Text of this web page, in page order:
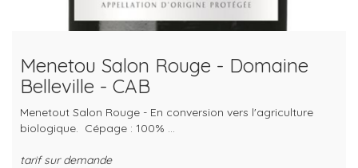
Menetou Salon Rouge - Domaine
Belleville - CAB
Menetout Salon Rouge - En conversion vers l'agriculture
biologique. Cépage : 100% ...
tarif sur demande